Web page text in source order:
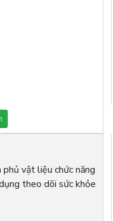
vật liệu chức năng
theo dõi sức khỏe